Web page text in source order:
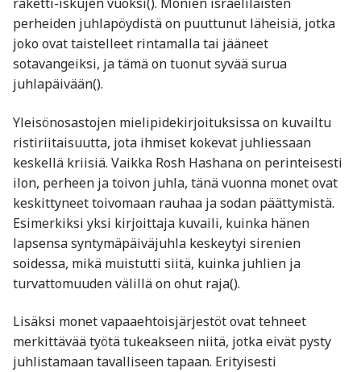
perheiden juhlapöydistä on puuttunut läheisiä, jotka
joko ovat taistelleet rintamalla tai jääneet
sotavangeiksi, ja tämä on tuonut syvää surua
juhlapäivään​().
Yleisönosastojen mielipidekirjoituksissa on kuvailtu
ristiriitaisuutta, jota ihmiset kokevat juhliessaan
keskellä kriisiä. Vaikka Rosh Hashana on perinteisesti
ilon, perheen ja toivon juhla, tänä vuonna monet ovat
keskittyneet toivomaan rauhaa ja sodan päättymistä.
Esimerkiksi yksi kirjoittaja kuvaili, kuinka hänen
lapsensa syntymäpäiväjuhla keskeytyi sirenien
soidessa, mikä muistutti siitä, kuinka juhlien ja
turvattomuuden välillä on ohut raja​().
Lisäksi monet vapaaehtoisjärjestöt ovat tehneet
merkittävää työtä tukeakseen niitä, jotka eivät pysty
juhlistamaan tavalliseen tapaan. Erityisesti